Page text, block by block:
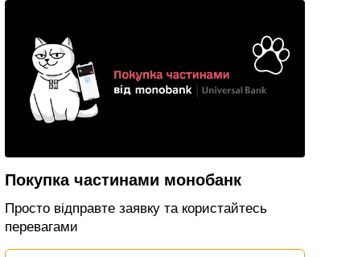
Покупка частинами монобанк
Просто відправте заявку та користайтесь
перевагами